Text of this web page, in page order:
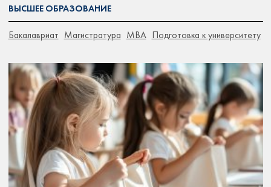
ВЫСШЕЕ ОБРАЗОВАНИЕ
Бакалавриат Магистратура MBA Подготовка к университету